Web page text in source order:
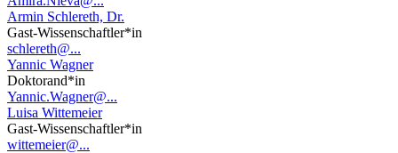
Armin Schlereth, Dr.
Gast-Wissenschaftler*in
schlereth@...
Yannic Wagner
Doktorand*in
Yannic.Wagner@...
Luisa Wittemeier
Gast-Wissenschaftler*in
wittemeier@...